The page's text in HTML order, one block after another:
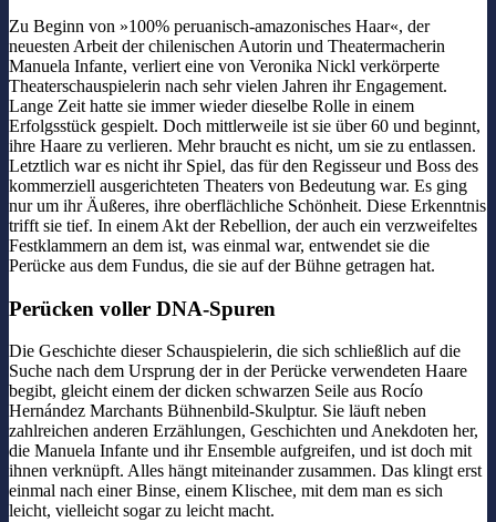
Zu Beginn von »100% peruanisch-amazonisches Haar«, der
neuesten Arbeit der chilenischen Autorin und Theatermacherin
Manuela Infante, verliert eine von Veronika Nickl verkörperte
Theaterschauspielerin nach sehr vielen Jahren ihr Engagement.
Lange Zeit hatte sie immer wieder dieselbe Rolle in einem
Erfolgsstück gespielt. Doch mittlerweile ist sie über 60 und beginnt,
ihre Haare zu verlieren. Mehr braucht es nicht, um sie zu entlassen.
Letztlich war es nicht ihr Spiel, das für den Regisseur und Boss des
kommerziell ausgerichteten Theaters von Bedeutung war. Es ging
nur um ihr Äußeres, ihre oberflächliche Schönheit. Diese Erkenntnis
trifft sie tief. In einem Akt der Rebellion, der auch ein verzweifeltes
Festklammern an dem ist, was einmal war, entwendet sie die
Perücke aus dem Fundus, die sie auf der Bühne getragen hat.
Perücken voller DNA-Spuren
Die Geschichte dieser Schauspielerin, die sich schließlich auf die
Suche nach dem Ursprung der in der Perücke verwendeten Haare
begibt, gleicht einem der dicken schwarzen Seile aus Rocío
Hernández Marchants Bühnenbild-Skulptur. Sie läuft neben
zahlreichen anderen Erzählungen, Geschichten und Anekdoten her,
die Manuela Infante und ihr Ensemble aufgreifen, und ist doch mit
ihnen verknüpft. Alles hängt miteinander zusammen. Das klingt erst
einmal nach einer Binse, einem Klischee, mit dem man es sich
leicht, vielleicht sogar zu leicht macht.